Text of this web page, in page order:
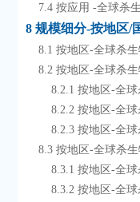
7.4 按应用 -全球
8 规模细分-按地区/
8.1 按地区-全球
8.2 按地区-全球
8.2.1 按地
8.2.2 按地
8.2.3 按地
8.3 按地区-全球
8.3.1 按地
8.3.2 按地